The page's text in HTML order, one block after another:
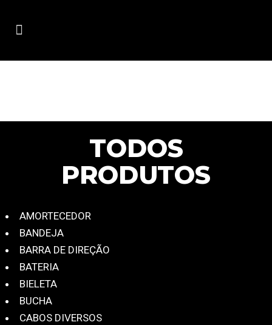
TODOS
PRODUTOS
AMORTECEDOR
BANDEJA
BARRA DE DIREÇÃO
BATERIA
BIELETA
BUCHA
CABOS DIVERSOS